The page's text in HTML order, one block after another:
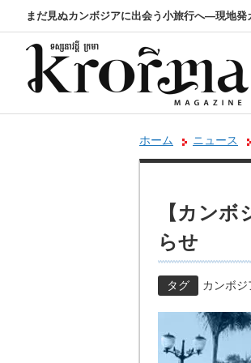
まだ見ぬカンボジアに出会う小旅行へ―現地発
ホーム ニュース
【カン
らせ
タグ カンボジ